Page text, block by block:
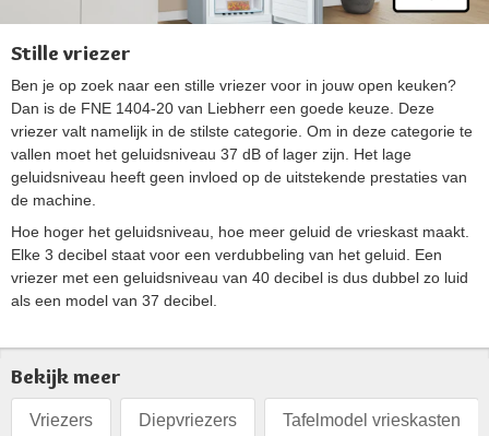
Stille vriezer
Ben je op zoek naar een stille vriezer voor in jouw open keuken?
Dan is de FNE 1404-20 van Liebherr een goede keuze. Deze
vriezer valt namelijk in de stilste categorie. Om in deze categorie te
vallen moet het geluidsniveau 37 dB of lager zijn. Het lage
geluidsniveau heeft geen invloed op de uitstekende prestaties van
de machine.
Hoe hoger het geluidsniveau, hoe meer geluid de vrieskast maakt.
Elke 3 decibel staat voor een verdubbeling van het geluid. Een
vriezer met een geluidsniveau van 40 decibel is dus dubbel zo luid
als een model van 37 decibel.
Bekijk meer
Vriezers Diepvriezers Tafelmodel vrieskasten